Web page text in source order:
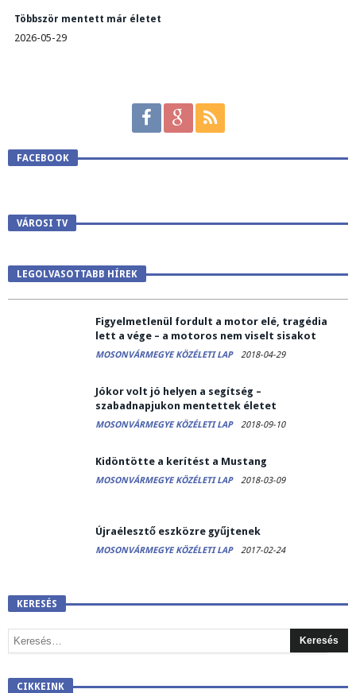
Többször mentett már életet
2026-05-29
FACEBOOK
VÁROSI TV
LEGOLVASOTTABB HÍREK
MOSONVÁRMEGYE KÖZÉLETI LAP
Figyelmetlenül fordult a motor elé, tragédia
lett a vége – a motoros nem viselt sisakot
MOSONVÁRMEGYE KÖZÉLETI LAP 2018-04-29
Jókor volt jó helyen a segítség –
szabadnapjukon mentettek életet
MOSONVÁRMEGYE KÖZÉLETI LAP 2018-09-10
Kidöntötte a kerítést a Mustang
MOSONVÁRMEGYE KÖZÉLETI LAP 2018-03-09
Újraélesztő eszközre gyűjtenek
MOSONVÁRMEGYE KÖZÉLETI LAP 2017-02-24
KERESÉS
CIKKEINK